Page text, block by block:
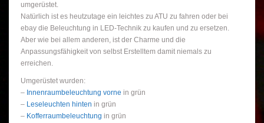
umgerüstet.
Natürlich ist es heutzutage ein leichtes zu ATU zu fahren oder bei
ebay die Beleuchtung in LED-Technik zu kaufen und zu ersetzen.
Aber wie bei allem anderen, ist der Charme und die
Anpassungsfähigkeit von selbst Erstelltem damit niemals zu
erreichen.
Umgerüstet wurden:
– Innenraumbeleuchtung vorne in grün
– Leseleuchten hinten in grün
– Kofferraumbeleuchtung in grün